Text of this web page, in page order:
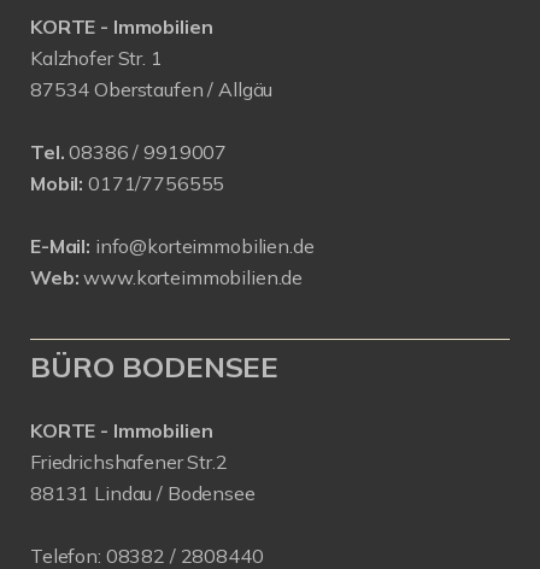
KORTE - Immobilien
Kalzhofer Str. 1
87534 Oberstaufen / Allgäu
Tel. 08386 / 9919007
Mobil: 0171/7756555
E-Mail: info@korteimmobilien.de
Web: www.korteimmobilien.de
BÜRO BODENSEE
KORTE - Immobilien
Friedrichshafener Str.2
88131 Lindau / Bodensee
Telefon: 08382 / 2808440